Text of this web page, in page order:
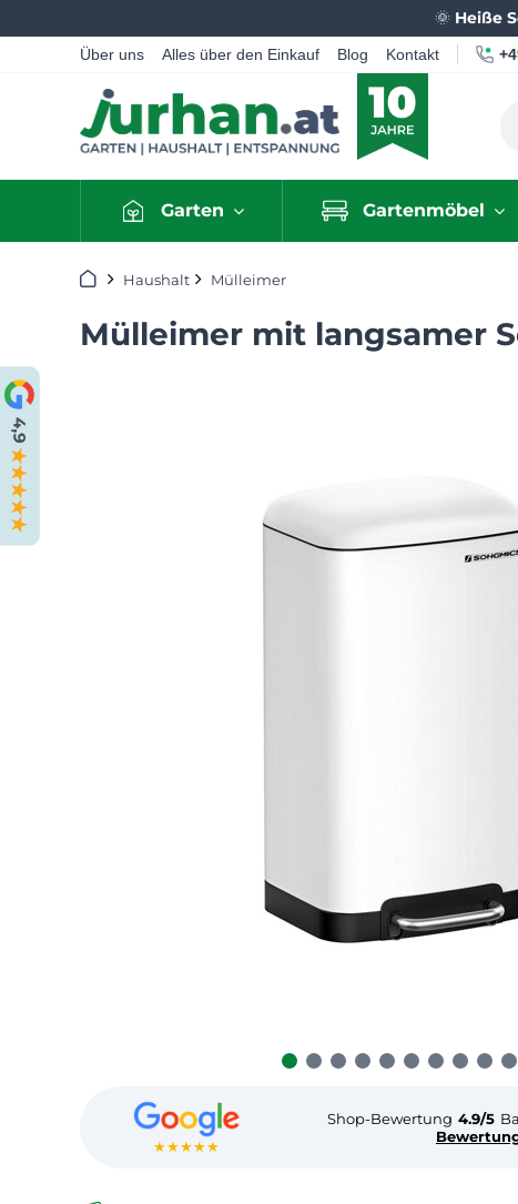
🌞 Heiße
Über uns Alles über den Einkauf Blog Kontakt
Garten Gartenmöbel
StartseiteHaushalt Mülleimer
Mülleimer mit langsamer
★★★★★
Shop-Bewertung 4.9/5